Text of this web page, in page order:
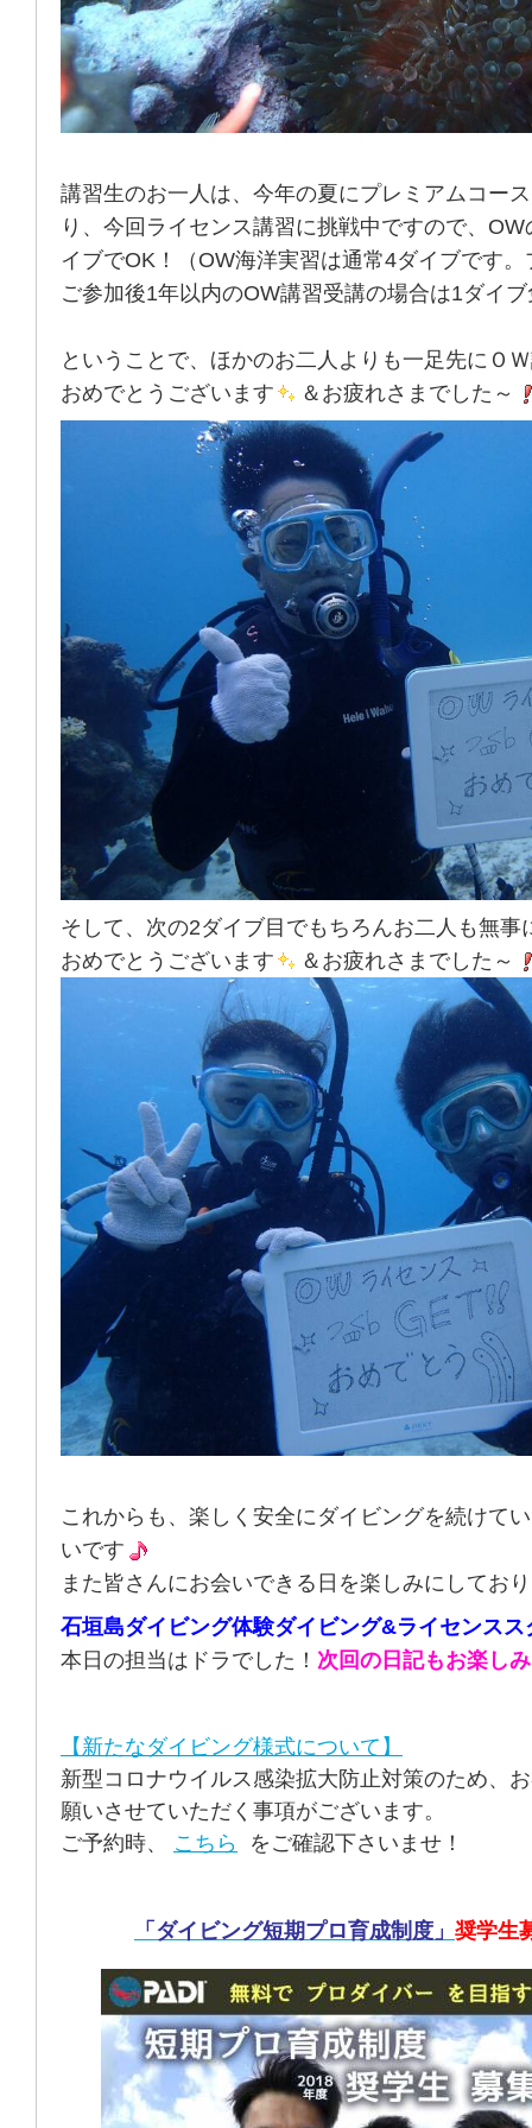
講習生のお一人は、今年の夏にプレミアムコー
り、今回ライセンス講習に挑戦中ですので、
イブでOK！（OW海洋実習は通常4ダイブです
ご参加後1年以内のOW講習受講の場合は1ダイ
ということで、ほかのお二人よりも一足先にＯ
おめでとうございます
＆お疲れさまでした～
そして、次の2ダイブ目でもちろんお二人も無事
おめでとうございます
＆お疲れさまでした～
これからも、楽しく安全にダイビングを続けて
いです
また皆さんにお会いできる日を楽しみにしてお
石垣島ダイビング体験ダイビング&ライセンスス
本日の担当はドラでした！ 次回の日記もお楽し
【新たなダイビング様式について】
新型コロナウイルス感染拡大防止対策のため、
願いさせていただく事項がございます。
ご予約時、 こちら をご確認下さいませ！
「ダイビング短期プロ育成制度」 奨学生